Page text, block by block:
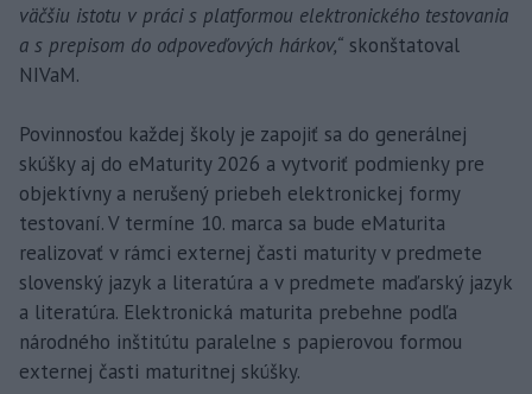
väčšiu istotu v práci s platformou elektronického testovania
a s prepisom do odpoveďových hárkov,“ skonštatoval
NIVaM.
Povinnosťou každej školy je zapojiť sa do generálnej
skúšky aj do eMaturity 2026 a vytvoriť podmienky pre
objektívny a nerušený priebeh elektronickej formy
testovaní. V termíne 10. marca sa bude eMaturita
realizovať v rámci externej časti maturity v predmete
slovenský jazyk a literatúra a v predmete maďarský jazyk
a literatúra. Elektronická maturita prebehne podľa
národného inštitútu paralelne s papierovou formou
externej časti maturitnej skúšky.